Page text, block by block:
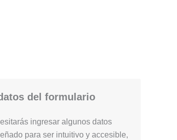
del formulario
ingresar algunos datos
para ser intuitivo y accesible,